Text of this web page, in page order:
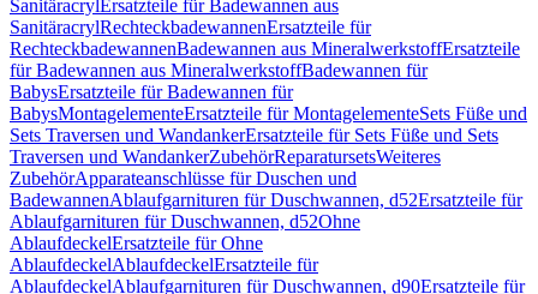
SanitäracrylErsatzteile für Badewannen aus
SanitäracrylRechteckbadewannenErsatzteile für
RechteckbadewannenBadewannen aus MineralwerkstoffErsatzteile
für Badewannen aus MineralwerkstoffBadewannen für
BabysErsatzteile für Badewannen für
BabysMontagelementeErsatzteile für MontagelementeSets Füße und
Sets Traversen und WandankerErsatzteile für Sets Füße und Sets
Traversen und WandankerZubehörReparatursetsWeiteres
ZubehörApparateanschlüsse für Duschen und
BadewannenAblaufgarnituren für Duschwannen, d52Ersatzteile für
Ablaufgarnituren für Duschwannen, d52Ohne
AblaufdeckelErsatzteile für Ohne
AblaufdeckelAblaufdeckelErsatzteile für
AblaufdeckelAblaufgarnituren für Duschwannen, d90Ersatzteile für